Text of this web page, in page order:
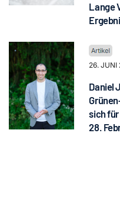
Lange
26. JUNI
Daniel
sich
28.